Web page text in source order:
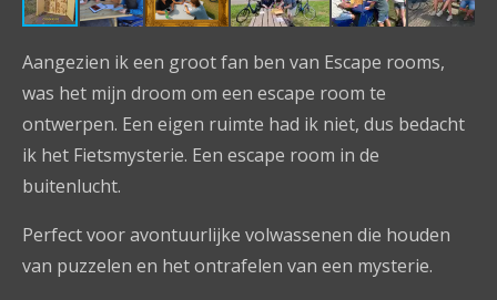
Aangezien ik een groot fan ben van Escape rooms,
was het mijn droom om een escape room te
ontwerpen. Een eigen ruimte had ik niet, dus bedacht
ik het Fietsmysterie. Een escape room in de
buitenlucht.
Perfect voor avontuurlijke volwassenen die houden
van puzzelen en het ontrafelen van een mysterie.